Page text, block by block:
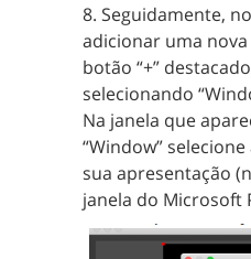
8. Seguidamente,
adicionar uma
botão “+”
selecionando
Na janela que
“Window”
sua apresentação
janela do Microsoft